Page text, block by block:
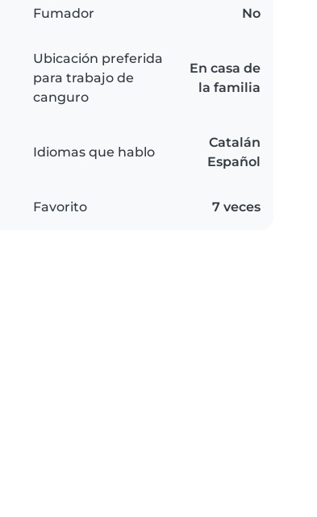
Fumador No
Ubicación preferida
para trabajo de
canguro
En casa de
la familia
Idiomas que hablo
Catalán
Español
Favorito 7 veces